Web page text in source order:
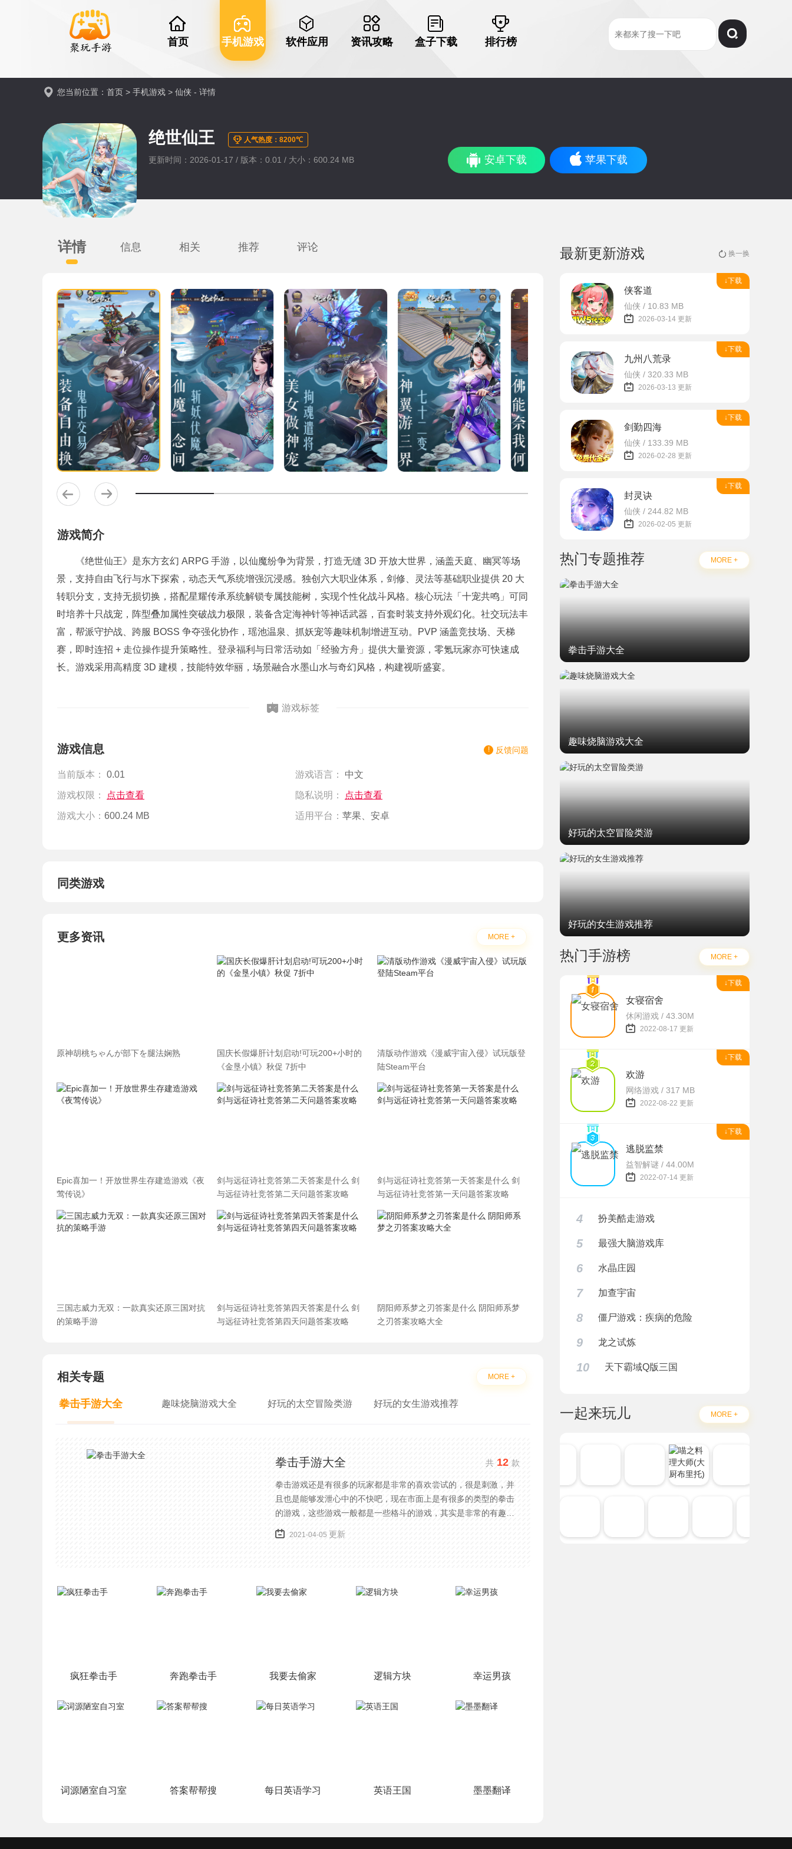
首页 手机游戏 软件应用 资讯攻略 盒子下载 排行榜
您当前位置： 首页 > 手机游戏 > 仙侠 - 详情
绝世仙王 人气热度：8200℃
更新时间：2026-01-17 / 版本：0.01 / 大小：600.24 MB 安卓下载 苹果下载
详情 信息 相关 推荐 评论
游戏简介
《绝世仙王》是东方玄幻 ARPG 手游，以仙魔纷争为背景，打造无缝 3D 开放大世界，涵盖天庭、幽冥等场
景，支持自由飞行与水下探索，动态天气系统增强沉浸感。独创六大职业体系，剑修、灵法等基础职业提供 20 大
转职分支，支持无损切换，搭配星耀传承系统解锁专属技能树，实现个性化战斗风格。核心玩法「十宠共鸣」可同
时培养十只战宠，阵型叠加属性突破战力极限，装备含定海神针等神话武器，百套时装支持外观幻化。社交玩法丰
富，帮派守护战、跨服 BOSS 争夺强化协作，瑶池温泉、抓妖宠等趣味机制增进互动。PVP 涵盖竞技场、天梯
赛，即时连招 + 走位操作提升策略性。登录福利与日常活动如「经验方舟」提供大量资源，零氪玩家亦可快速成
长。游戏采用高精度 3D 建模，技能特效华丽，场景融合水墨山水与奇幻风格，构建视听盛宴。
游戏标签
游戏信息 反馈问题
当前版本： 0.01 游戏语言： 中文
游戏权限： 点击查看 隐私说明： 点击查看
游戏大小： 600.24 MB 适用平台： 苹果、安卓
同类游戏
更多资讯 MORE +
原神胡桃ちゃんが部下を腿法娴熟
国庆长假爆肝计划启动!可玩200+小时的
《金垦小镇》秋促 7折中
清版动作游戏《漫威宇宙入侵》试玩版登
陆Steam平台
Epic喜加一！开放世界生存建造游戏《夜
莺传说》
剑与远征诗社竞答第二天答案是什么 剑
与远征诗社竞答第二天问题答案攻略
剑与远征诗社竞答第一天答案是什么 剑
与远征诗社竞答第一天问题答案攻略
三国志威力无双：一款真实还原三国对抗
的策略手游
剑与远征诗社竞答第四天答案是什么 剑
与远征诗社竞答第四天问题答案攻略
阴阳师系梦之刃答案是什么 阴阳师系梦
之刃答案攻略大全
相关专题 MORE +
拳击手游大全 趣味烧脑游戏大全 好玩的太空冒险类游 好玩的女生游戏推荐
拳击手游大全 共12 款
拳击游戏还是有很多的玩家都是非常的喜欢尝试的，很是刺激，并
且也是能够发泄心中的不快吧，现在市面上是有很多的类型的拳击
的游戏，这些游戏一般都是一些格斗的游戏，其实是非常的有趣，
也是相当的刺激的，游戏中是有一些不同的场景都是能够去进行体
验的，我们也是能够去刺激的进行对战的，小编现在就是收集了一
2021-04-05 更新
疯狂拳击手 奔跑拳击手 我要去偷家 逻辑方块 幸运男孩
词源陋室自习室 答案帮帮搜 每日英语学习 英语王国 墨墨翻译
最新更新游戏 换一换
↓下载
侠客道
仙侠 / 10.83 MB
2026-03-14 更新
↓下载
九州八荒录
仙侠 / 320.33 MB
2026-03-13 更新
↓下载
剑勤四海
仙侠 / 133.39 MB
2026-02-28 更新
↓下载
封灵诀
仙侠 / 244.82 MB
2026-02-05 更新
热门专题推荐 MORE +
拳击手游大全
趣味烧脑游戏大全
好玩的太空冒险类游
好玩的女生游戏推荐
热门手游榜 MORE +
↓下载
女寝宿舍
休闲游戏 / 43.30M
2022-08-17 更新
↓下载
欢游
网络游戏 / 317 MB
2022-08-22 更新
↓下载
逃脱监禁
益智解谜 / 44.00M
2022-07-14 更新
4 扮美酷走游戏
5 最强大脑游戏库
6 水晶庄园
7 加查宇宙
8 僵尸游戏：疾病的危险
9 龙之试炼
10 天下霸域Q版三国
一起来玩儿 MORE +